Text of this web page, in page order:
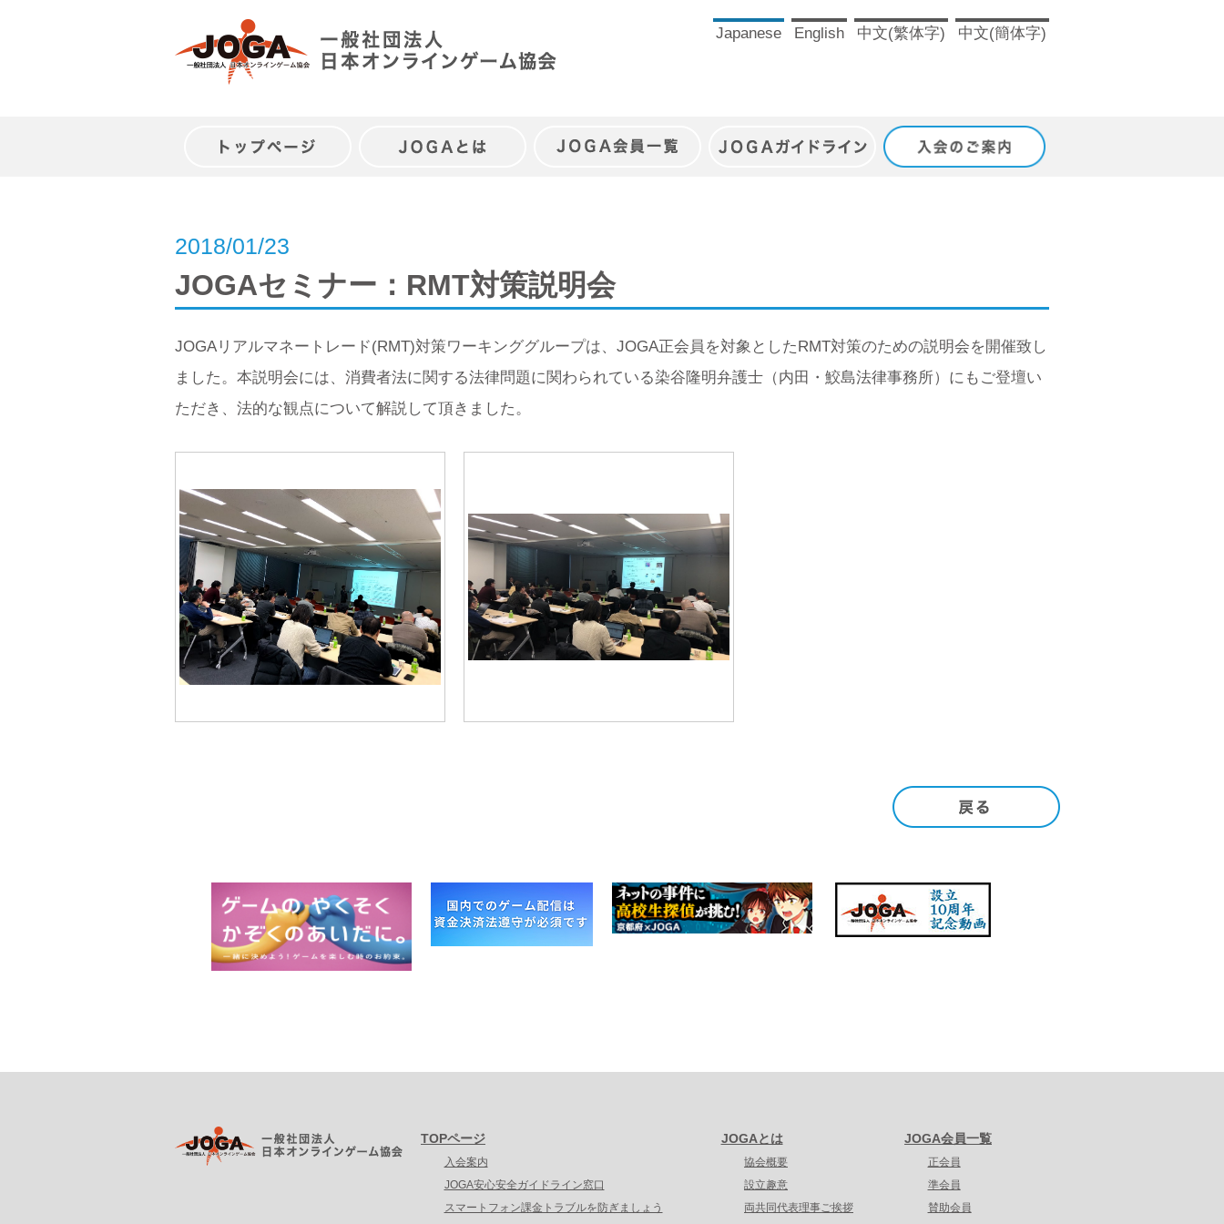
Japanese English 中文(繁体字) 中文(簡体字)
トップページ JOGAとは JOGA会員一覧 JOGAガイドライン 入会のご案内
2018/01/23
JOGAセミナー：RMT対策説明会
JOGAリアルマネートレード(RMT)対策ワーキンググループは、JOGA正会員を対象としたRMT対策のための説明会を開催致し
ました。本説明会には、消費者法に関する法律問題に関わられている染谷隆明弁護士（内田・鮫島法律事務所）にもご登壇い
ただき、法的な観点について解説して頂きました。
TOPページ
入会案内
JOGA安心安全ガイドライン窓口
スマートフォン課金トラブルを防ぎましょう
JOGAとは
協会概要
設立趣意
両共同代表理事ご挨拶
JOGA会員一覧
正会員
準会員
賛助会員